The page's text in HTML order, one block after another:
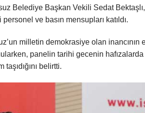
Belediye Başkan Vekili Sedat
ve basın mensupları katıldı.
milletin demokrasiye olan inancının
panelin tarihi gecenin
belirtti.